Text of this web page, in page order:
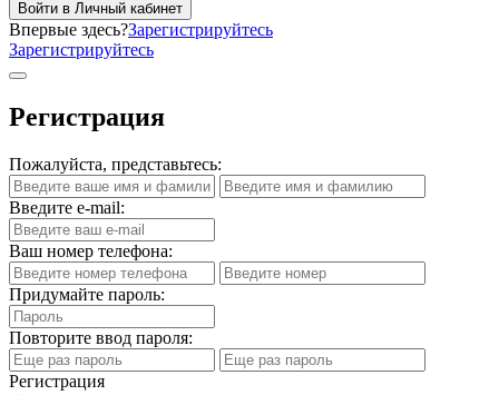
Войти в Личный кабинет
Впервые здесь?Зарегистрируйтесь
Зарегистрируйтесь
Регистрация
Пожалуйста, представьтесь:
Введите e-mail:
Ваш номер телефона:
Придумайте пароль:
Повторите ввод пароля:
Регистрация